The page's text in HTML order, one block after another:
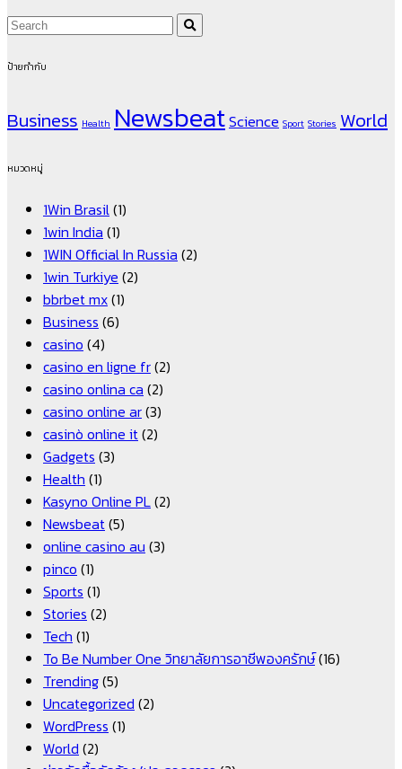
ป้ายกำกับ
Business Health NewsbeatScience Sport Stories World
หมวดหมู่
1Win Brasil(1)
1win India (1)
1WIN Official In Russia (2)
1win Turkiye (2)
bbrbet mx(1)
Business (6)
casino (4)
casino en ligne fr(2)
casino onlina ca (2)
casino online ar(3)
casinò online it(2)
Gadgets (3)
Health (1)
Kasyno Online PL(2)
Newsbeat(5)
online casino au (3)
pinco (1)
Sports (1)
Stories (2)
Tech (1)
To Be Number One วิทยาลัยการอาชีพองครักษ์(16)
Trending(5)
Uncategorized (2)
WordPress (1)
World (2)